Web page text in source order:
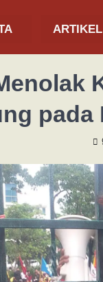
ARTIKEL
pada